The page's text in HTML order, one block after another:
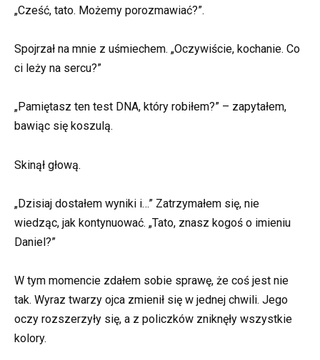
„Cześć, tato. Możemy porozmawiać?”.
Spojrzał na mnie z uśmiechem. „Oczywiście, kochanie. Co
ci leży na sercu?”
„Pamiętasz ten test DNA, który robiłem?” – zapytałem,
bawiąc się koszulą.
Skinął głową.
„Dzisiaj dostałem wyniki i…” Zatrzymałem się, nie
wiedząc, jak kontynuować. „Tato, znasz kogoś o imieniu
Daniel?”
W tym momencie zdałem sobie sprawę, że coś jest nie
tak. Wyraz twarzy ojca zmienił się w jednej chwili. Jego
oczy rozszerzyły się, a z policzków zniknęły wszystkie
kolory.